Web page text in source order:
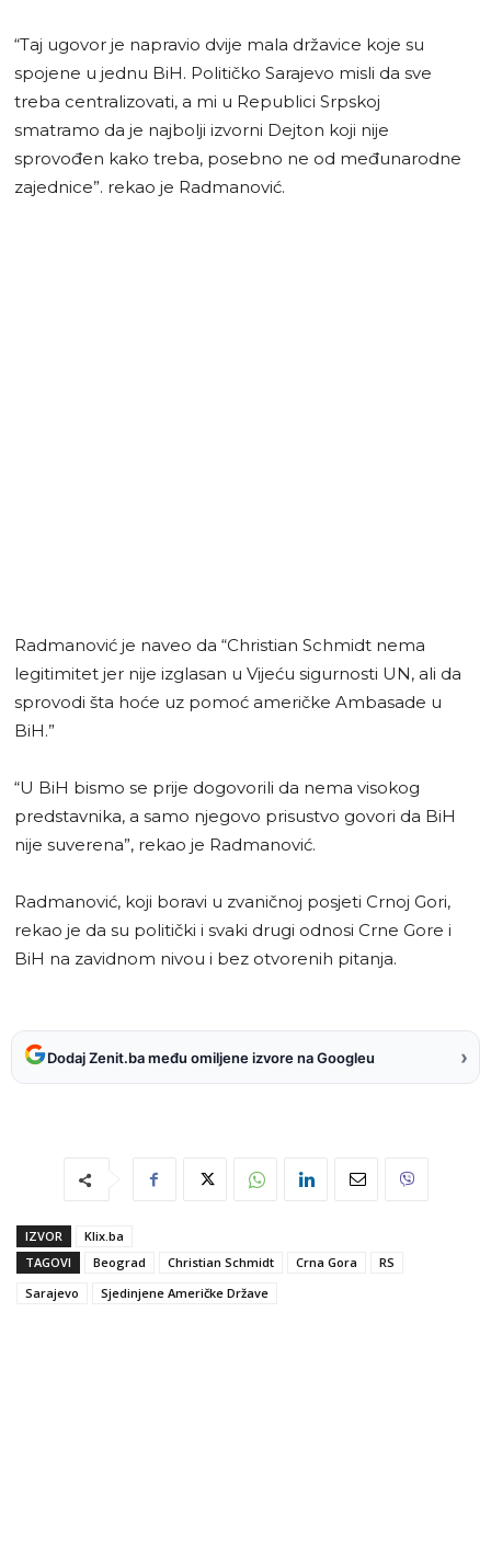
“Taj ugovor je napravio dvije mala državice koje su
spojene u jednu BiH. Političko Sarajevo misli da sve
treba centralizovati, a mi u Republici Srpskoj
smatramo da je najbolji izvorni Dejton koji nije
sprovođen kako treba, posebno ne od međunarodne
zajednice”. rekao je Radmanović.
Radmanović je naveo da “Christian Schmidt nema
legitimitet jer nije izglasan u Vijeću sigurnosti UN, ali da
sprovodi šta hoće uz pomoć američke Ambasade u
BiH.”
“U BiH bismo se prije dogovorili da nema visokog
predstavnika, a samo njegovo prisustvo govori da BiH
nije suverena”, rekao je Radmanović.
Radmanović, koji boravi u zvaničnoj posjeti Crnoj Gori,
rekao je da su politički i svaki drugi odnosi Crne Gore i
BiH na zavidnom nivou i bez otvorenih pitanja.
Dodaj Zenit.ba među omiljene izvore na Googleu ›
IZVOR
Klix.ba
TAGOVI
Beograd Christian Schmidt Crna Gora
RS
Sarajevo
Sjedinjene Američke Države